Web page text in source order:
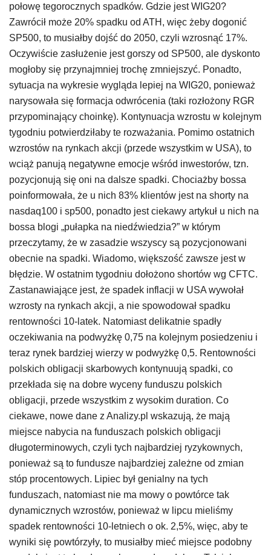
połowę tegorocznych spadków. Gdzie jest WIG20?
Zawrócił może 20% spadku od ATH, więc żeby dogonić
SP500, to musiałby dojść do 2050, czyli wzrosnąć 17%.
Oczywiście zasłużenie jest gorszy od SP500, ale dyskonto
mogłoby się przynajmniej trochę zmniejszyć. Ponadto,
sytuacja na wykresie wygląda lepiej na WIG20, ponieważ
narysowała się formacja odwrócenia (taki rozłożony RGR
przypominający choinkę). Kontynuacja wzrostu w kolejnym
tygodniu potwierdziłaby te rozważania. Pomimo ostatnich
wzrostów na rynkach akcji (przede wszystkim w USA), to
wciąż panują negatywne emocje wśród inwestorów, tzn.
pozycjonują się oni na dalsze spadki. Chociażby bossa
poinformowała, że u nich 83% klientów jest na shorty na
nasdaq100 i sp500, ponadto jest ciekawy artykuł u nich na
bossa blogi „pułapka na niedźwiedzia?” w którym
przeczytamy, że w zasadzie wszyscy są pozycjonowani
obecnie na spadki. Wiadomo, większość zawsze jest w
błędzie. W ostatnim tygodniu dołożono shortów wg CFTC.
Zastanawiające jest, że spadek inflacji w USA wywołał
wzrosty na rynkach akcji, a nie spowodował spadku
rentowności 10-latek. Natomiast delikatnie spadły
oczekiwania na podwyżkę 0,75 na kolejnym posiedzeniu i
teraz rynek bardziej wierzy w podwyżkę 0,5. Rentowności
polskich obligacji skarbowych kontynuują spadki, co
przekłada się na dobre wyceny funduszu polskich
obligacji, przede wszystkim z wysokim duration. Co
ciekawe, nowe dane z Analizy.pl wskazują, że mają
miejsce nabycia na funduszach polskich obligacji
długoterminowych, czyli tych najbardziej ryzykownych,
ponieważ są to fundusze najbardziej zależne od zmian
stóp procentowych. Lipiec był genialny na tych
funduszach, natomiast nie ma mowy o powtórce tak
dynamicznych wzrostów, ponieważ w lipcu mieliśmy
spadek rentowności 10-letniech o ok. 2,5%, więc, aby te
wyniki się powtórzyły, to musiałby mieć miejsce podobny